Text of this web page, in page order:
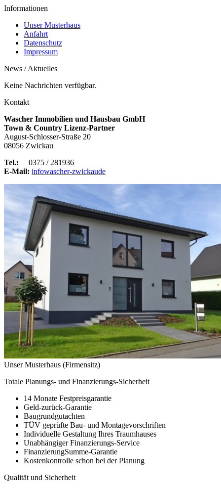
Informationen
Unser Musterhaus
Anfahrt
Datenschutz
Impressum
News / Aktuelles
Keine Nachrichten verfügbar.
Kontakt
Wascher Immobilien und Hausbau GmbH
Town & Country Lizenz-Partner
August-Schlosser-Straße 20
08056 Zwickau
Tel.: 0375 / 281936
E-Mail: infowascher-zwickaude
Unser Musterhaus (Firmensitz)
Totale Planungs- und Finanzierungs-Sicherheit
14 Monate Festpreisgarantie
Geld-zurück-Garantie
Baugrundgutachten
TÜV geprüfte Bau- und Montagevorschriften
Individuelle Gestaltung Ihres Traumhauses
Unabhängiger Finanzierungs-Service
FinanzierungSumme-Garantie
Kostenkontrolle schon bei der Planung
Qualität und Sicherheit